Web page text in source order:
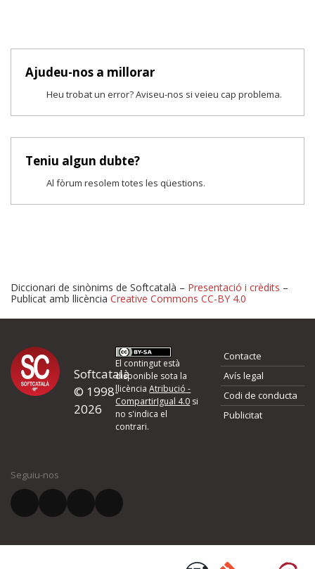
Ajudeu-nos a millorar
Heu trobat un error? Aviseu-nos si veieu cap problema.
Teniu algun dubte?
Al fòrum resolem totes les qüestions.
Proposeu-nos millores o
d'errors
Si heu trobat un error o voleu proposar alguna millora, ompliu els
quina és la millora que proposeu o l'error del qual voleu informar-
El vostre correu electrònic *
Diccionari de sinònims de Softcatalà – Presentació i crèdits –
Publicat amb llicència Creative Commons CC-BY 4.0
Softcatalà
© 1998-
2026
El contingut està
disponible sota la
llicènciaAtribució -
CompartirIgual 4.0 si
no s'indica el
contrari.
Contacte
Avís legal
Codi de conducta
Publicitat
Seguiu-nos